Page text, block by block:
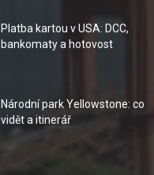
Platba kartou v USA: DCC,
bankomaty a hotovost
Národní park Yellowstone: co
vidět a itinerář